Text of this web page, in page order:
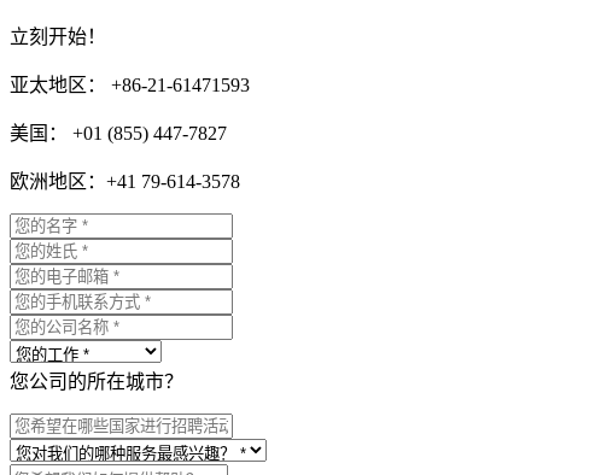
立刻开始！
亚太地区： +86-21-61471593
美国： +01 (855) 447-7827
欧洲地区：+41 79-614-3578
您公司的所在城市？